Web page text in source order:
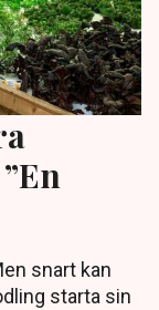
snart kan
starta sin